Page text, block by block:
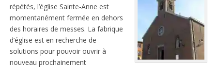
répétés, l’église Sainte-Anne est
momentanément fermée en dehors
des horaires de messes. La fabrique
d’église est en recherche de
solutions pour pouvoir ouvrir à
nouveau prochainement